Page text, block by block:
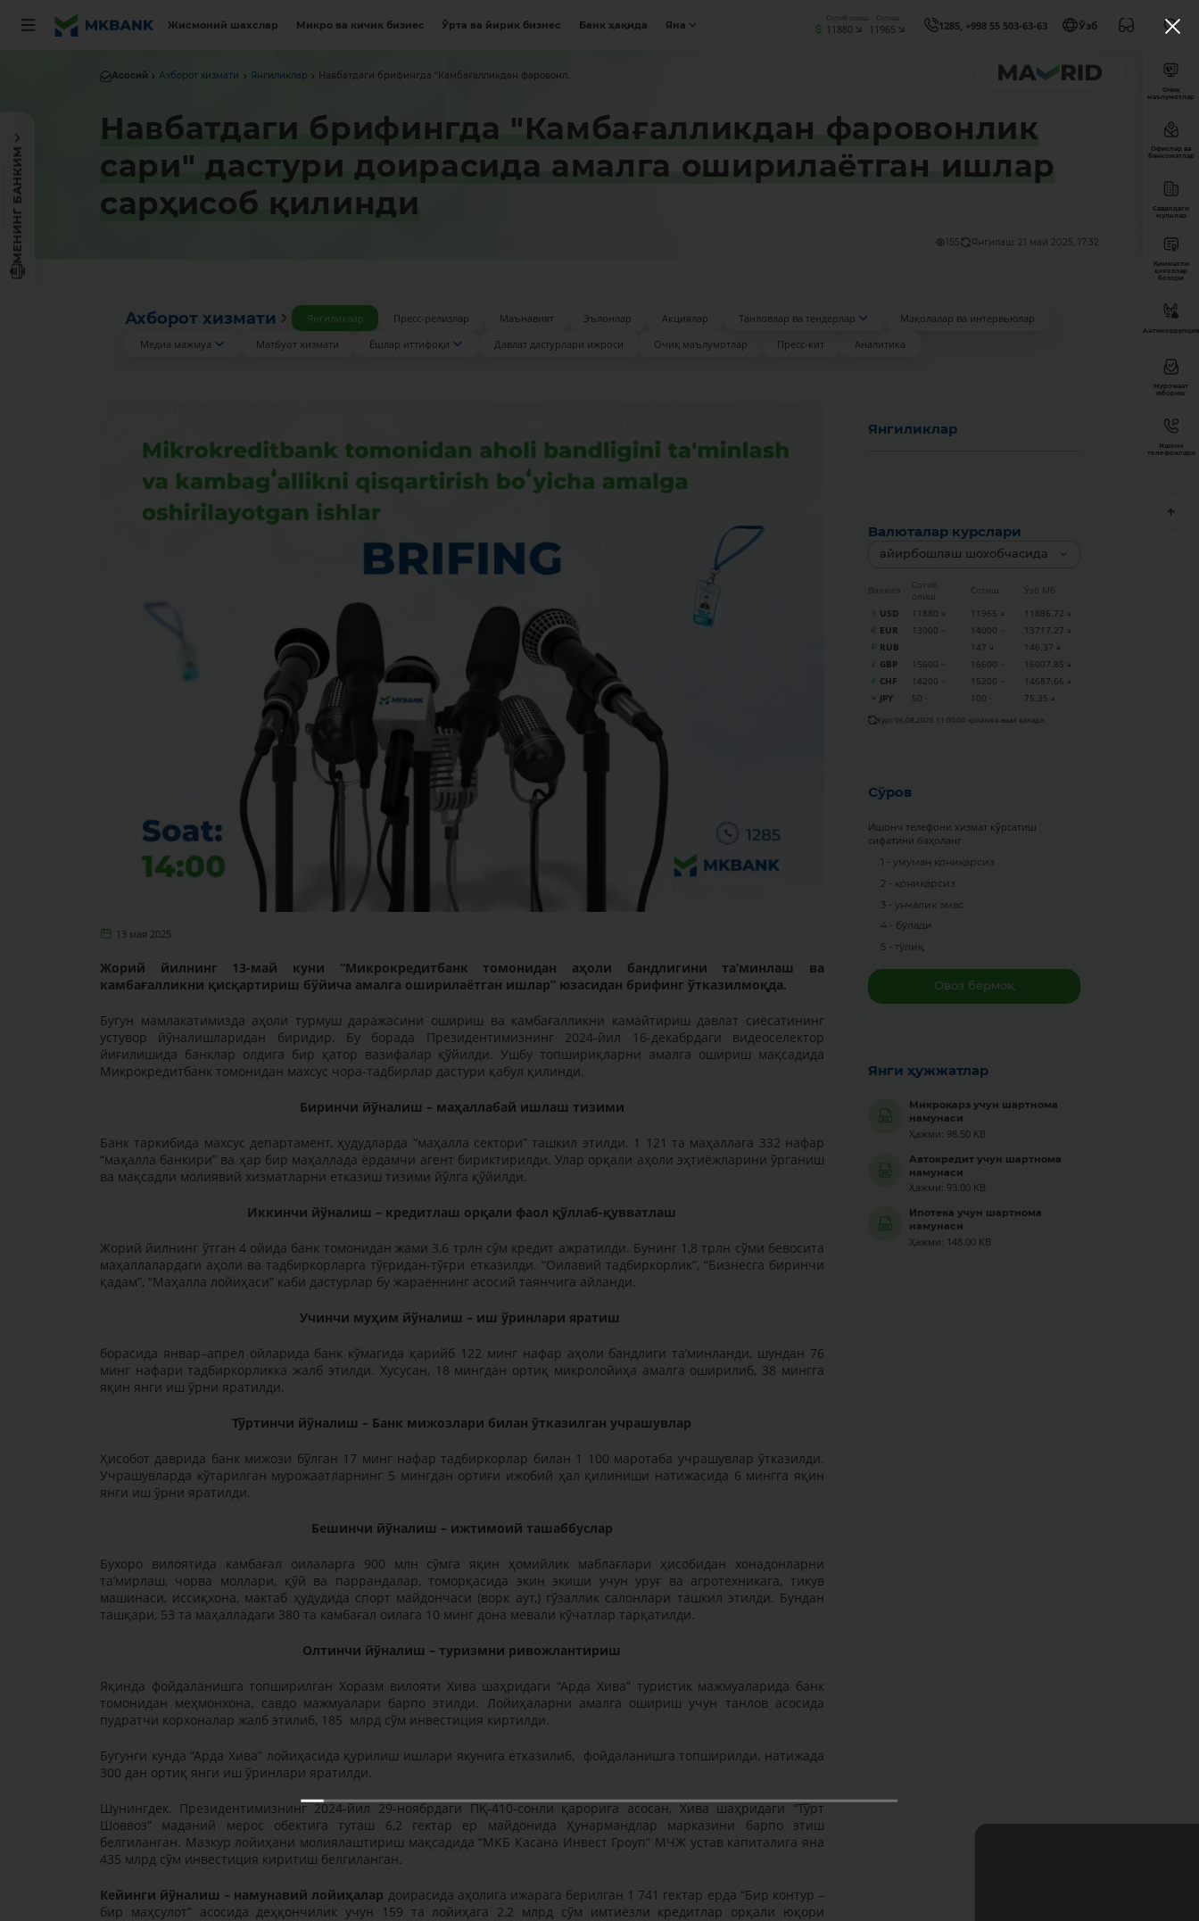
Жисмоний шахслар Микро ва кичик бизнес Ўрта ва йирик бизнес Банк ҳақида Яна
Сотиб олиш
11880
Сотиш
11965 1285, +998 55 503-63-63 Ўзб
МЕНИНГ БАНКИМ
Асосий Ахборот хизмати Янгиликлар Навбатдаги брифингда "Камбағалликдан фаровонл...
Навбатдаги брифингда "Камбағалликдан фаровонлик
сари" дастури доирасида амалга оширилаётган ишлар
сарҳисоб қилинди
155 Янгилаш: 21 май 2025, 17:32
Ахборот хизмати Янгиликлар Пресс-релизлар Маънавият Эълонлар Акциялар Танловлар ва тендерлар
Мақолалар ва интервьюлар
Медиа мажмуа
Матбуот хизмати Ёшлар иттифоқи Давлат дастурлари ижроси Очиқ маълумотлар Пресс-кит Аналитика
13 мая 2025
Жорий йилнинг 13-май куни “Микрокредитбанк томонидан аҳоли бандлигини таʼминлаш ва
камбағалликни қисқартириш бўйича амалга оширилаётган ишлар” юзасидан брифинг ўтказилмоқда.
Бугун мамлакатимизда аҳоли турмуш даражасини ошириш ва камбағалликни камайтириш давлат сиёсатининг
устувор йўналишларидан биридир. Бу борада Президентимизнинг 2024-йил 16-декабрдаги видеоселектор
йиғилишида банклар олдига бир қатор вазифалар қўйилди. Ушбу топшириқларни амалга ошириш мақсадида
Микрокредитбанк томонидан махсус чора-тадбирлар дастури қабул қилинди.
Биринчи йўналиш – маҳаллабай ишлаш тизими
Банк таркибида махсус департамент, ҳудудларда “маҳалла сектори” ташкил этилди. 1 121 та маҳаллага 332 нафар
“маҳалла банкири” ва ҳар бир маҳаллада ёрдамчи агент бириктирилди. Улар орқали аҳоли эҳтиёжларини ўрганиш
ва мақсадли молиявий хизматларни етказиш тизими йўлга қўйилди.
Иккинчи йўналиш – кредитлаш орқали фаол қўллаб-қувватлаш
Жорий йилнинг ўтган 4 ойида банк томонидан жами 3,6 трлн сўм кредит ажратилди. Бунинг 1,8 трлн сўми бевосита
маҳаллалардаги аҳоли ва тадбиркорларга тўғридан-тўғри етказилди. “Оилавий тадбиркорлик”, “Бизнесга биринчи
қадам”, “Маҳалла лойиҳаси” каби дастурлар бу жараённинг асосий таянчига айланди.
Учинчи муҳим йўналиш – иш ўринлари яратиш
борасида январ–апрел ойларида банк кўмагида қарийб 122 минг нафар аҳоли бандлиги таʼминланди, шундан 76
минг нафари тадбиркорликка жалб этилди. Хусусан, 18 мингдан ортиқ микролойиҳа амалга оширилиб, 38 мингга
яқин янги иш ўрни яратилди.
Тўртинчи йўналиш – Банк мижозлари билан ўтказилган учрашувлар
Ҳисобот даврида банк мижози бўлган 17 минг нафар тадбиркорлар билан 1 100 маротаба учрашувлар ўтказилди.
Учрашувларда кўтарилган мурожаатларнинг 5 мингдан ортиғи ижобий ҳал қилиниши натижасида 6 мингга яқин
янги иш ўрни яратилди.
Бешинчи йўналиш – ижтимоий ташаббуслар
Бухоро вилоятида камбағал оилаларга 900 млн сўмга яқин ҳомийлик маблағлари ҳисобидан хонадонларни
таʼмирлаш, чорва моллари, қўй ва паррандалар, томорқасида экин экиши учун уруғ ва агротехникага, тикув
машинаси, иссиқхона, мактаб ҳудудида спорт майдончаси (ворк аут,) гўзаллик салонлари ташкил этилди. Бундан
ташқари, 53 та маҳалладаги 380 та камбағал оилага 10 минг дона мевали кўчатлар тарқатилди.
Олтинчи йўналиш – туризмни ривожлантириш
Яқинда фойдаланишга топширилган Хоразм вилояти Хива шаҳридаги “Арда Хива” туристик мажмуаларида банк
томонидан меҳмонхона, савдо мажмуалари барпо этилди. Лойиҳаларни амалга ошириш учун танлов асосида
пудратчи корхоналар жалб этилиб, 185 млрд сўм инвестиция киртилди.
Бугунги кунда “Арда Хива” лойиҳасида қурилиш ишлари якунига етказилиб, фойдаланишга топширилди, натижада
300 дан ортиқ янги иш ўринлари яратилди.
Шунингдек, Президентимизнинг 2024-йил 29-ноябрдаги ПҚ-410-сонли қарорига асосан, Хива шаҳридаги “Тўрт
Шоввоз” маданий мерос обектига туташ 6,2 гектар ер майдонида Ҳунармандлар марказини барпо этиш
белгиланган. Мазкур лойиҳани молиялаштириш мақсадида “МКБ Касана Инвест Гроуп” МЧЖ устав капиталига яна
435 млрд сўм инвестиция киритиш белгиланган.
Кейинги йўналиш – намунавий лойиҳалар доирасида аҳолига ижарага берилган 1 741 гектар ерда “Бир контур –
бир маҳсулот” асосида деҳқончилик учун 159 та лойиҳага 2,2 млрд сўм имтиёзли кредитлар орқали юқори
Янгиликлар
Валюталар курслари
айирбошлаш шохобчасида
Валюта
Сотиб
олиш
Сотиш
Ўзб МБ
USD
11880 11965
11886.72
EUR
13000 14000
13717.27
RUB
147
146.37
GBP
15600 16600
16007.85
CHF
14200 15200
14687.66
JPY
50 100 75.35
Курс 06.08.2026 11:00:00 ҳолатига амал қилади
Сўров
Ишонч телефони хизмат кўрсатиш
сифатини баҳоланг
1 - умуман қониқарсиз
2 - қониқарсиз
3 - унчалик эмас
4 - бўлади
5 - тўлиқ
Овоз бермоқ
Янги ҳужжатлар
Микроқарз учун шартнома
намунаси
Ҳажми: 98.50 KB
Автокредит учун шартнома
намунаси
Ҳажми: 93.00 KB
Ипотека учун шартнома
намунаси
Ҳажми: 148.00 KB
Очиқ
маълумотлар
Офислар ва
банкоматлар
Савдодаги
мулклар
Қимматли
қоғозлар
бозори
Антикоррупция
Мурожаат
юбориш
Ишонч
телефонлари